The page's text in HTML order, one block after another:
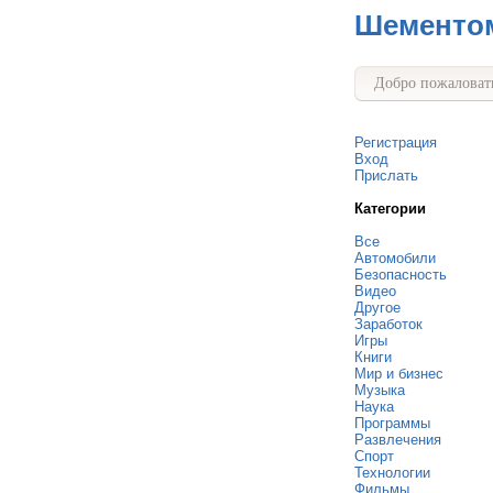
Добро
Регистрация
Вход
Прислать
Категории
Все
Автомобили
Безопасность
Видео
Другое
Заработок
Игры
Книги
Мир и бизнес
Музыка
Наука
Программы
Развлечения
Спорт
Технологии
Фильмы